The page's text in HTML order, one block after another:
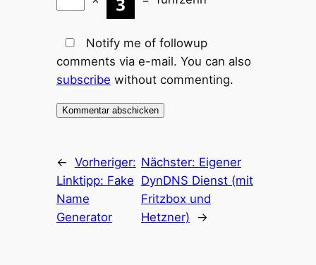
Notify me of followup
comments via e-mail. You can also
subscribe without commenting.
← Vorheriger:
Linktipp: Fake
Name
Generator
Nächster: Eigener
DynDNS Dienst (mit
Fritzbox und
Hetzner)
→